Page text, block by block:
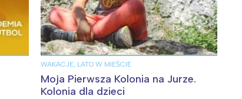
WAKACJE, LATO W MIEŚCIE
Moja Pierwsza Kolonia na Jurze.
Kolonia dla dzieci